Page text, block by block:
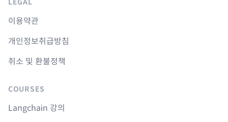
LEGAL
이용약관
개인정보취급방침
취소 및 환불정책
COURSES
Langchain 강의